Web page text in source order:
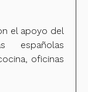
el apoyo del
españolas
oficinas